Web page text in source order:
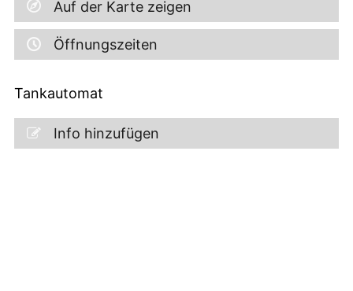
Auf der Karte zeigen
Öffnungszeiten
Tankautomat
Info hinzufügen